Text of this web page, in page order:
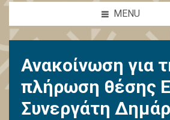
MENU
Ανακοίνωση για
πλήρωση θέσης
Συνεργάτη